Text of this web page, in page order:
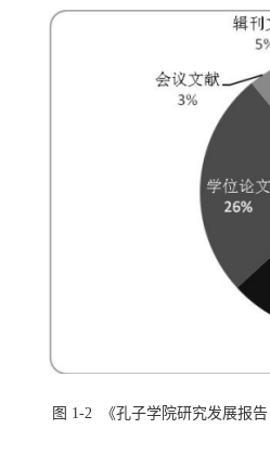
图 1-2 《孔子学院研究发展报